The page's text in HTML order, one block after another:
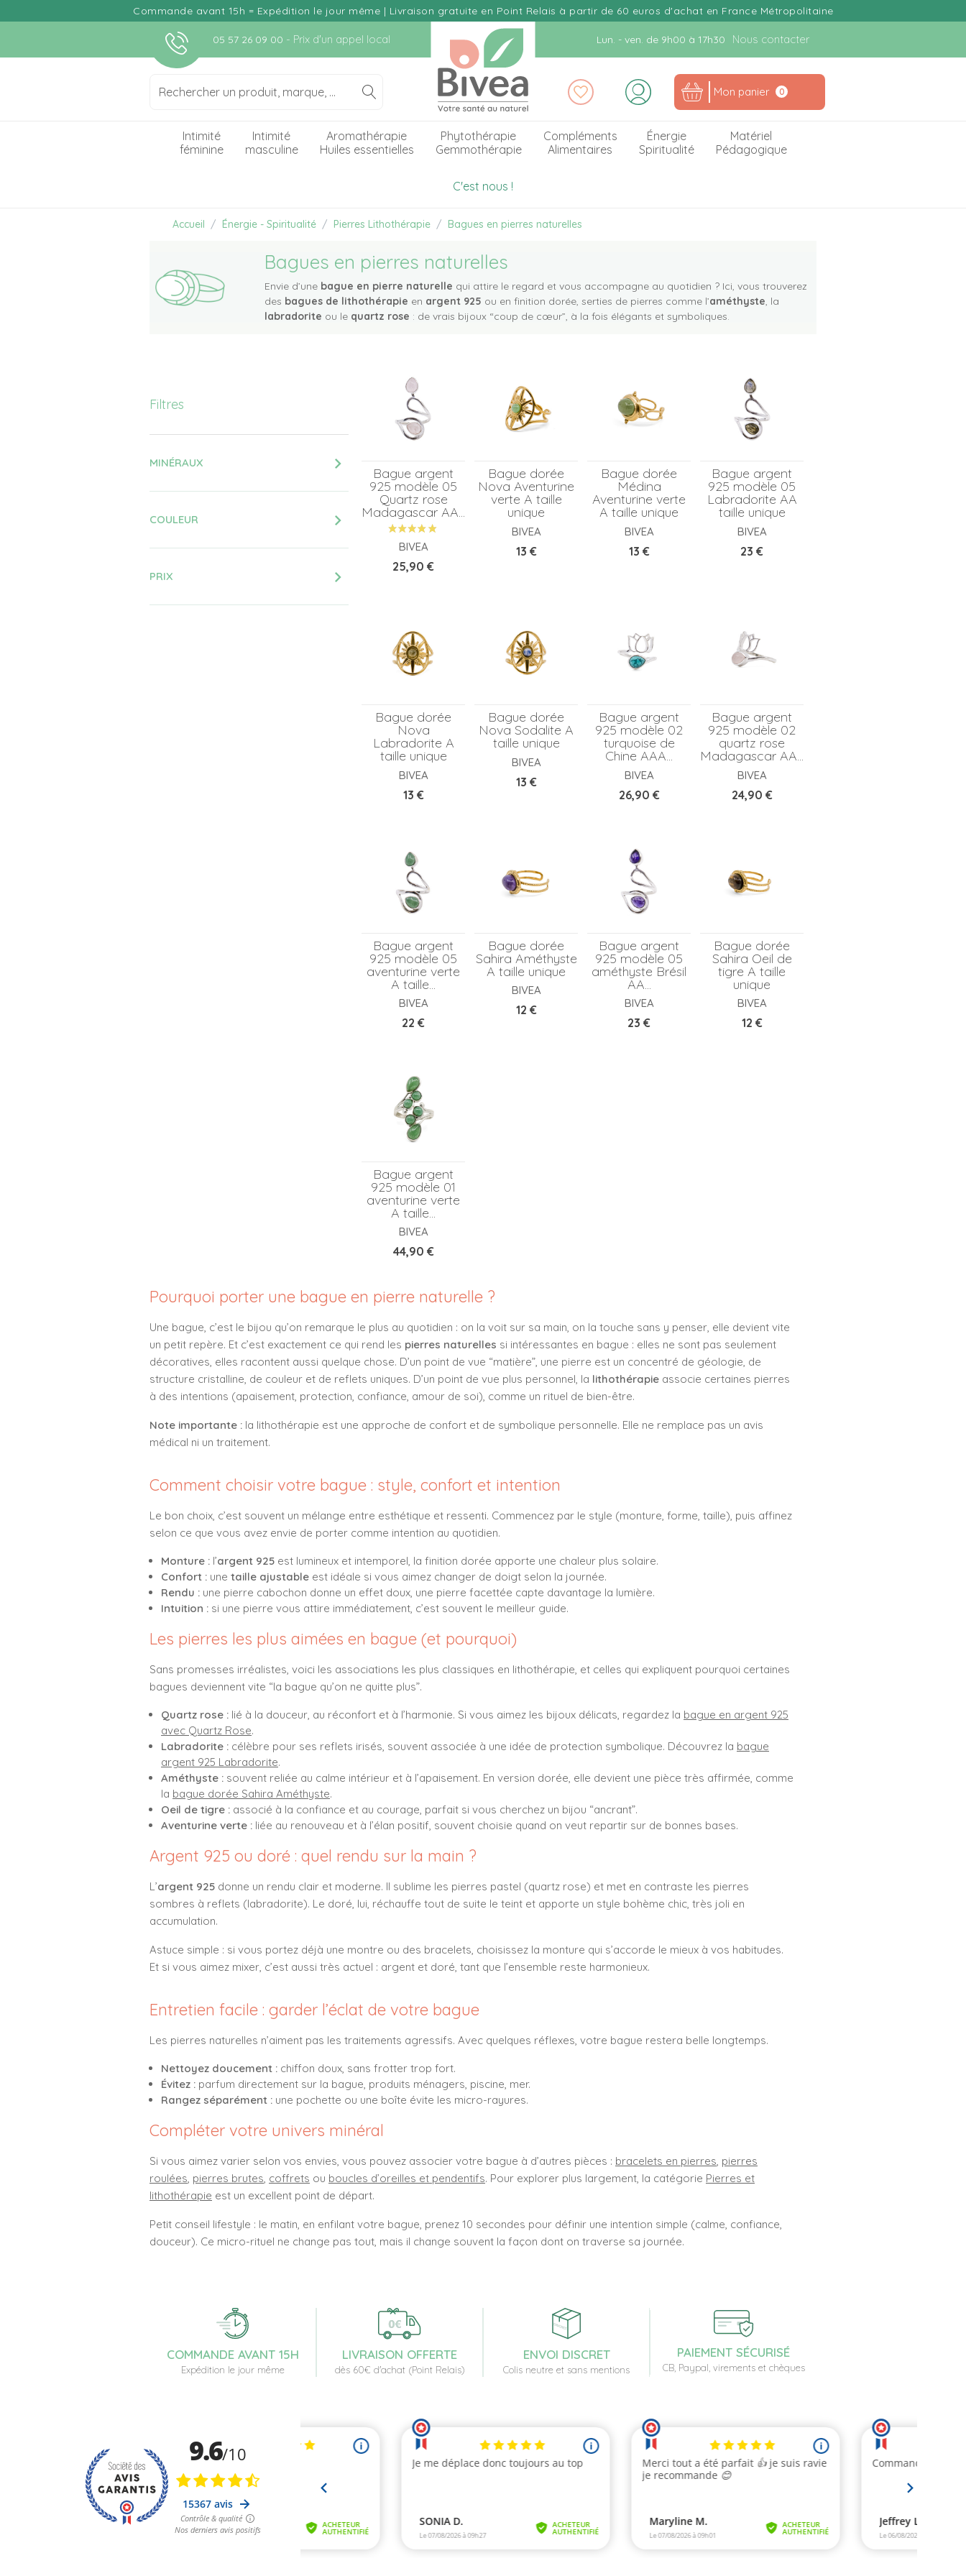
Commande avant 15h = Expédition le jour même | Livraison gratuite en Point Relais à partir de 60 euros d'achat en France Métropolitaine
05 57 26 09 00 - Prix d'un appel local Lun. - ven. de 9h00 à 17h30 Nous contacter
Mon panier 0
Intimité
féminine
Intimité
masculine
Aromathérapie
Huiles essentielles
Phytothérapie
Gemmothérapie
Compléments
Alimentaires
Énergie
Spiritualité
Matériel
Pédagogique
C'est nous !
Accueil Énergie - Spiritualité Pierres Lithothérapie Bagues en pierres naturelles
Bagues en pierres naturelles
Envie d’une bague en pierre naturelle qui attire le regard et vous accompagne au quotidien ? Ici, vous trouverez
des bagues de lithothérapie en argent 925 ou en finition dorée, serties de pierres comme l’améthyste, la
labradorite ou le quartz rose : de vrais bijoux “coup de cœur”, à la fois élégants et symboliques.
Filtres
MINÉRAUX chevron_right
COULEUR chevron_right
PRIX chevron_right
Bague argent
925 modèle 05
Quartz rose
Madagascar AA...
BIVEA
Prix
25,90 €
Bague dorée
Nova Aventurine
verte A taille
unique
BIVEA
Prix
13 €
Bague dorée
Médina
Aventurine verte
A taille unique
BIVEA
Prix
13 €
Bague argent
925 modèle 05
Labradorite AA
taille unique
BIVEA
Prix
23 €
Bague dorée
Nova
Labradorite A
taille unique
BIVEA
Prix
13 €
Bague dorée
Nova Sodalite A
taille unique
BIVEA
Prix
13 €
Bague argent
925 modèle 02
turquoise de
Chine AAA...
BIVEA
Prix
26,90 €
Bague argent
925 modèle 02
quartz rose
Madagascar AA...
BIVEA
Prix
24,90 €
Bague argent
925 modèle 05
aventurine verte
A taille...
BIVEA
Prix
22 €
Bague dorée
Sahira Améthyste
A taille unique
BIVEA
Prix
12 €
Bague argent
925 modèle 05
améthyste Brésil
AA...
BIVEA
Prix
23 €
Bague dorée
Sahira Oeil de
tigre A taille
unique
BIVEA
Prix
12 €
Bague argent
925 modèle 01
aventurine verte
A taille...
BIVEA
Prix
44,90 €
Pourquoi porter une bague en pierre naturelle ?
Une bague, c’est le bijou qu’on remarque le plus au quotidien : on la voit sur sa main, on la touche sans y penser, elle devient vite
un petit repère. Et c’est exactement ce qui rend les pierres naturelles si intéressantes en bague : elles ne sont pas seulement
décoratives, elles racontent aussi quelque chose. D’un point de vue “matière”, une pierre est un concentré de géologie, de
structure cristalline, de couleur et de reflets uniques. D’un point de vue plus personnel, la lithothérapie associe certaines pierres
à des intentions (apaisement, protection, confiance, amour de soi), comme un rituel de bien-être.
Note importante : la lithothérapie est une approche de confort et de symbolique personnelle. Elle ne remplace pas un avis
médical ni un traitement.
Comment choisir votre bague : style, confort et intention
Le bon choix, c’est souvent un mélange entre esthétique et ressenti. Commencez par le style (monture, forme, taille), puis affinez
selon ce que vous avez envie de porter comme intention au quotidien.
Monture : l’argent 925 est lumineux et intemporel, la finition dorée apporte une chaleur plus solaire.
Confort : une taille ajustable est idéale si vous aimez changer de doigt selon la journée.
Rendu : une pierre cabochon donne un effet doux, une pierre facettée capte davantage la lumière.
Intuition : si une pierre vous attire immédiatement, c’est souvent le meilleur guide.
Les pierres les plus aimées en bague (et pourquoi)
Sans promesses irréalistes, voici les associations les plus classiques en lithothérapie, et celles qui expliquent pourquoi certaines
bagues deviennent vite “la bague qu’on ne quitte plus”.
Quartz rose : lié à la douceur, au réconfort et à l’harmonie. Si vous aimez les bijoux délicats, regardez la bague en argent 925
avec Quartz Rose.
Labradorite : célèbre pour ses reflets irisés, souvent associée à une idée de protection symbolique. Découvrez la bague
argent 925 Labradorite.
Améthyste : souvent reliée au calme intérieur et à l’apaisement. En version dorée, elle devient une pièce très affirmée, comme
la bague dorée Sahira Améthyste.
Oeil de tigre : associé à la confiance et au courage, parfait si vous cherchez un bijou “ancrant”.
Aventurine verte : liée au renouveau et à l’élan positif, souvent choisie quand on veut repartir sur de bonnes bases.
Argent 925 ou doré : quel rendu sur la main ?
L’argent 925 donne un rendu clair et moderne. Il sublime les pierres pastel (quartz rose) et met en contraste les pierres
sombres à reflets (labradorite). Le doré, lui, réchauffe tout de suite le teint et apporte un style bohème chic, très joli en
accumulation.
Astuce simple : si vous portez déjà une montre ou des bracelets, choisissez la monture qui s’accorde le mieux à vos habitudes.
Et si vous aimez mixer, c’est aussi très actuel : argent et doré, tant que l’ensemble reste harmonieux.
Entretien facile : garder l’éclat de votre bague
Les pierres naturelles n’aiment pas les traitements agressifs. Avec quelques réflexes, votre bague restera belle longtemps.
Nettoyez doucement : chiffon doux, sans frotter trop fort.
Évitez : parfum directement sur la bague, produits ménagers, piscine, mer.
Rangez séparément : une pochette ou une boîte évite les micro-rayures.
Compléter votre univers minéral
Si vous aimez varier selon vos envies, vous pouvez associer votre bague à d’autres pièces : bracelets en pierres, pierres
roulées, pierres brutes, coffrets ou boucles d’oreilles et pendentifs. Pour explorer plus largement, la catégorie Pierres et
lithothérapie est un excellent point de départ.
Petit conseil lifestyle : le matin, en enfilant votre bague, prenez 10 secondes pour définir une intention simple (calme, confiance,
douceur). Ce micro-rituel ne change pas tout, mais il change souvent la façon dont on traverse sa journée.
COMMANDE AVANT 15H
Expédition le jour même
LIVRAISON OFFERTE
dès 60€ d'achat (Point Relais)
ENVOI DISCRET
Colis neutre et sans mentions
PAIEMENT SÉCURISÉ
CB, Paypal, virements et chèques